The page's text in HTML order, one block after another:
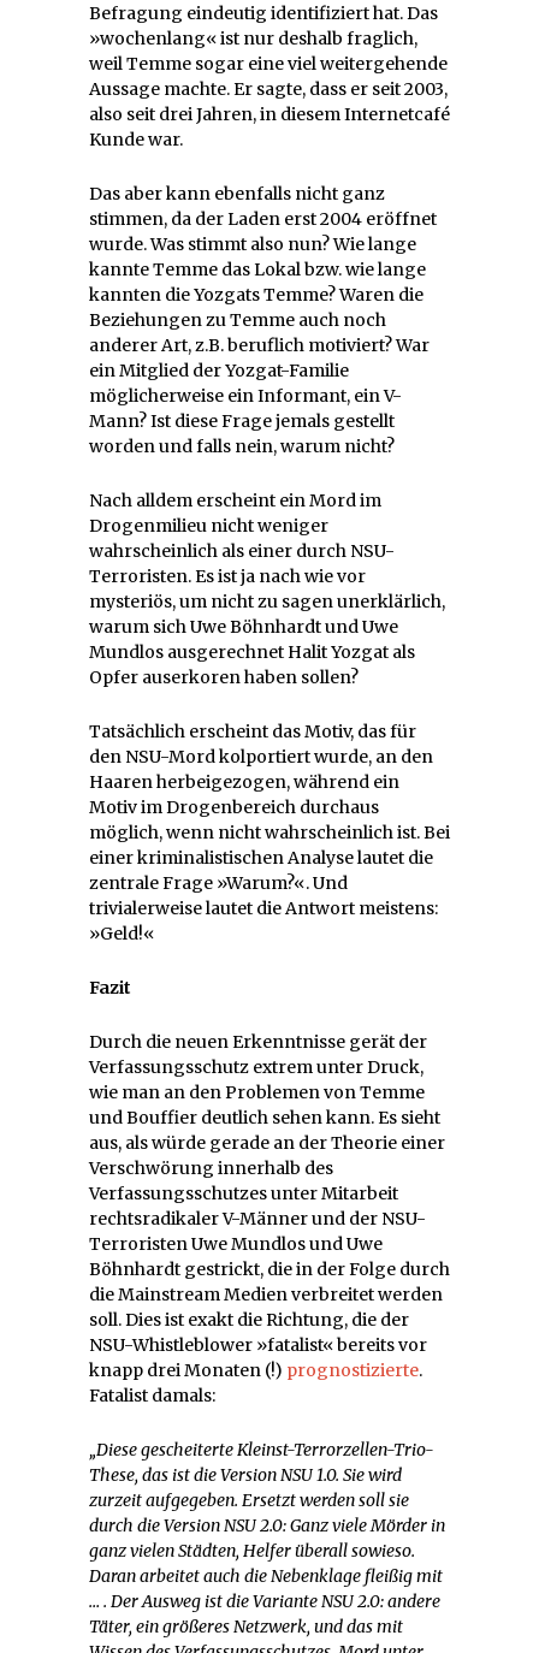
Befragung eindeutig identifiziert hat. Das
»wochenlang« ist nur deshalb fraglich,
weil Temme sogar eine viel weitergehende
Aussage machte. Er sagte, dass er seit 2003,
also seit drei Jahren, in diesem Internetcafé
Kunde war.
Das aber kann ebenfalls nicht ganz
stimmen, da der Laden erst 2004 eröffnet
wurde. Was stimmt also nun? Wie lange
kannte Temme das Lokal bzw. wie lange
kannten die Yozgats Temme? Waren die
Beziehungen zu Temme auch noch
anderer Art, z.B. beruflich motiviert? War
ein Mitglied der Yozgat-Familie
möglicherweise ein Informant, ein V-
Mann? Ist diese Frage jemals gestellt
worden und falls nein, warum nicht?
Nach alldem erscheint ein Mord im
Drogenmilieu nicht weniger
wahrscheinlich als einer durch NSU-
Terroristen. Es ist ja nach wie vor
mysteriös, um nicht zu sagen unerklärlich,
warum sich Uwe Böhnhardt und Uwe
Mundlos ausgerechnet Halit Yozgat als
Opfer auserkoren haben sollen?
Tatsächlich erscheint das Motiv, das für
den NSU-Mord kolportiert wurde, an den
Haaren herbeigezogen, während ein
Motiv im Drogenbereich durchaus
möglich, wenn nicht wahrscheinlich ist. Bei
einer kriminalistischen Analyse lautet die
zentrale Frage »Warum?«. Und
trivialerweise lautet die Antwort meistens:
»Geld!«
Fazit
Durch die neuen Erkenntnisse gerät der
Verfassungsschutz extrem unter Druck,
wie man an den Problemen von Temme
und Bouffier deutlich sehen kann. Es sieht
aus, als würde gerade an der Theorie einer
Verschwörung innerhalb des
Verfassungsschutzes unter Mitarbeit
rechtsradikaler V-Männer und der NSU-
Terroristen Uwe Mundlos und Uwe
Böhnhardt gestrickt, die in der Folge durch
die Mainstream Medien verbreitet werden
soll. Dies ist exakt die Richtung, die der
NSU-Whistleblower »fatalist« bereits vor
knapp drei Monaten (!) prognostizierte.
Fatalist damals:
„Diese gescheiterte Kleinst-Terrorzellen-Trio-
These, das ist die Version NSU 1.0. Sie wird
zurzeit aufgegeben. Ersetzt werden soll sie
durch die Version NSU 2.0: Ganz viele Mörder in
ganz vielen Städten, Helfer überall sowieso.
Daran arbeitet auch die Nebenklage fleißig mit
… . Der Ausweg ist die Variante NSU 2.0: andere
Täter, ein größeres Netzwerk, und das mit